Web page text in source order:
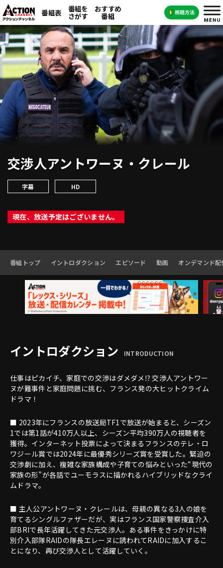
番組表 番組を
さがす
おすすめ
番組
交渉人アントワーヌ・クレール
字幕 HD
現在、放送予定はございません。
番組トップ イントロダクション エピソード 動画 オンデマンド配
イントロダクション INTRODUCTION
仕事はピカイチ、家庭での交渉はダメダメ⁉ 交渉人アントワー
ヌが難事件と家庭問題に挑む、フランス発の大ヒットクライム
ドラマ！
■ 2023年にフランスの放送局TF1で放送が始まると、シーズン
1では第1話が410万人以上、シーズン平均390万人の視聴者を
獲得。インターネット投票によって決まるフランスのテレ・ロ
ワジール賞では2024年に最優秀シリーズ賞を受賞した。緊迫の
交渉劇に加え、複雑な家族構成や子育ての悩みといった“現代の
家族の形”が各話でユーモラスに描かれるハイブリッドなクライ
ムドラマ。
■ 主人公アントワーヌ・クレールは、母親の異なる3人の娘を
育てるシングルファザーだが、実はフランス国家警察捜査介入
部BRIで長年活躍してきた元交渉人。ある事件をきっかけに特
別介入部隊RAIDの隊長エレーヌに誘われてRAIDに加入するこ
とになり、再び交渉人として活躍していく。